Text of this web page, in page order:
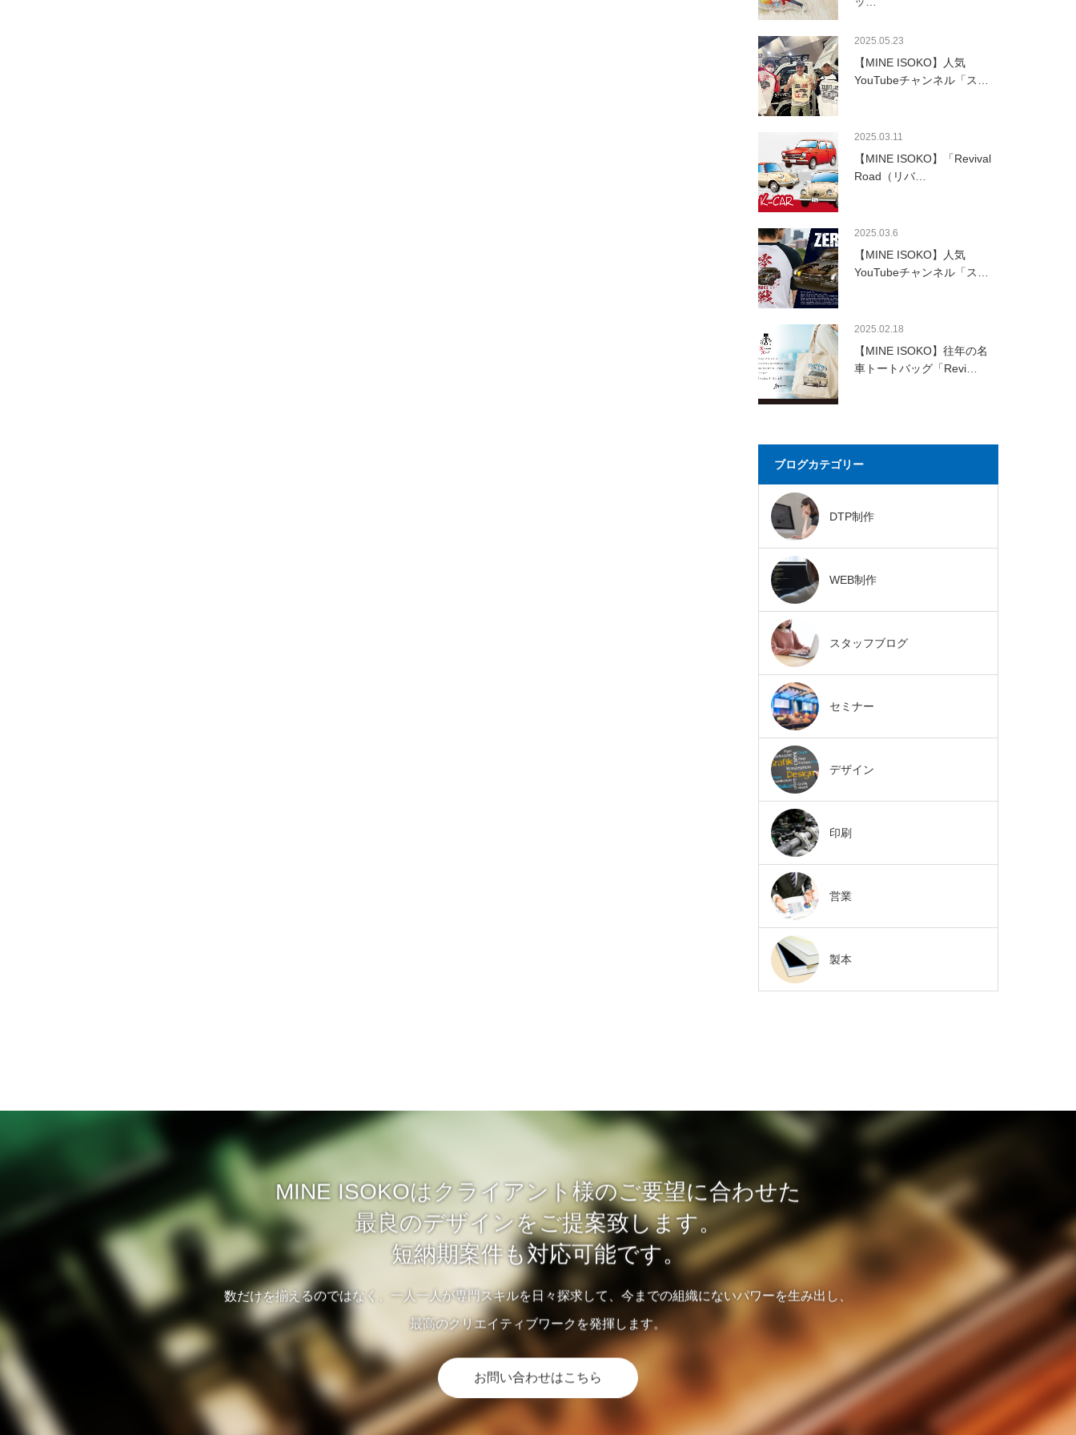
2025.05.23
【MINE ISOKO】人気
YouTubeチャンネル「ス…
2025.03.11
【MINE ISOKO】「Revival
Road（リバ…
2025.03.6
【MINE ISOKO】人気
YouTubeチャンネル「ス…
2025.02.18
【MINE ISOKO】往年の名
車トートバッグ「Revi…
ブログカテゴリー
DTP制作
WEB制作
スタッフブログ
セミナー
デザイン
印刷
営業
製本
MINE ISOKOはクライアント様のご要望に合わせた
最良のデザインをご提案致します。
短納期案件も対応可能です。
数だけを揃えるのではなく、一人一人が専門スキルを日々探求して、今までの組織にないパワーを生み出し、
最高のクリエイティブワークを発揮します。
お問い合わせはこちら